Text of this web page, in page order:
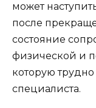
может
после
состояние
физической и
которую
специалиста.